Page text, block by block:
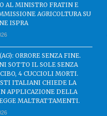
AL MINISTRO FRATIN E
AGRICOLTURA SU
ISPRA
ORRORE SENZA FINE.
SOTTO IL SOLE SENZA
4 CUCCIOLI MORTI.
ITALIANI CHIEDE LA
APPLICAZIONE DELLA
MALTRATTAMENTI.